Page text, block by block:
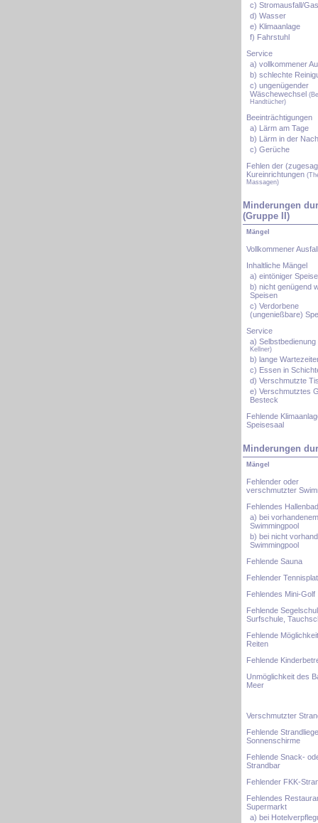
c) Stromausfall/
d) Wasser
e) Klimaanlage
f) Fahrstuhl
Service
a) vollkommener
b) schlechte
c) ungenügender
Wäschewechsel
Handtücher)
Beeinträchtigungen
a) Lärm am Tage
b) Lärm in der
c) Gerüche
Fehlen der
Kureinrichtungen
Massagen)
Minderungen
(Gruppe II)
Mängel
Vollkommener Ausfall
Inhaltliche Mängel
a) eintöniger
b) nicht genügend
Speisen
c) Verdorbene
(ungenießbare)
Service
a) Selbstbedienung
Kellner)
b) lange
c) Essen in
d) Verschmutzte
e) Verschmutztes
Besteck
Fehlende
Speisesaal
Minderungen
Mängel
Fehlender oder
verschmutzter
Fehlendes Hallenbad
a) bei vorhandenem
Swimmingpool
b) bei nicht
Swimmingpool
Fehlende Sauna
Fehlender
Fehlendes Mini-Golf
Fehlende
Surfschule,
Fehlende
Reiten
Fehlende
Unmöglichkeit des
Meer
Verschmutzter
Fehlende
Sonnenschirme
Fehlende Snack-
Strandbar
Fehlender FKK-
Fehlendes
Supermarkt
a) bei